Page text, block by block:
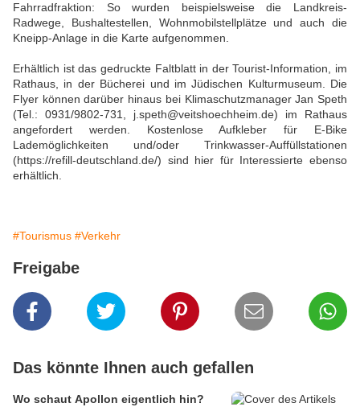
Fahrradfraktion: So wurden beispielsweise die Landkreis-
Radwege, Bushaltestellen, Wohnmobilstellplätze und auch die
Kneipp-Anlage in die Karte aufgenommen.
Erhältlich ist das gedruckte Faltblatt in der Tourist-Information, im
Rathaus, in der Bücherei und im Jüdischen Kulturmuseum. Die
Flyer können darüber hinaus bei Klimaschutzmanager Jan Speth
(Tel.: 0931/9802-731, j.speth@veitshoechheim.de) im Rathaus
angefordert werden. Kostenlose Aufkleber für E-Bike
Lademöglichkeiten und/oder Trinkwasser-Auffüllstationen
(https://refill-deutschland.de/) sind hier für Interessierte ebenso
erhältlich.
#Tourismus #Verkehr
Freigabe
Das könnte Ihnen auch gefallen
Wo schaut Apollon eigentlich hin?